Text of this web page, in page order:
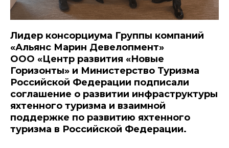
Лидер консорциума Группы компаний
«Альянс Марин Девелопмент»
ООО «Центр развития «Новые
Горизонты» и Министерство Туризма
Российской Федерации подписали
соглашение о развитии инфраструктуры
яхтенного туризма и взаимной
поддержке по развитию яхтенного
туризма в Российской Федерации.